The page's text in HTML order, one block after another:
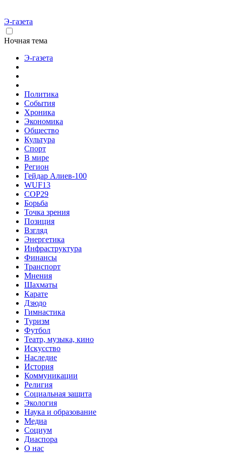
Э-газета
Ночная тема
Э-газета
Политика
События
Хроника
Экономика
Общество
Культура
Спорт
В мире
Регион
Гейдар Алиев-100
WUF13
COP29
Борьба
Точка зрения
Позиция
Взгляд
Энергетика
Инфраструктура
Финансы
Транспорт
Мнения
Шахматы
Карате
Дзюдо
Гимнастика
Туризм
Футбол
Театр, музыка, кино
Искусство
Наследие
История
Коммуникации
Религия
Социальная защита
Экология
Наука и образование
Медиа
Социум
Диаспора
О нас